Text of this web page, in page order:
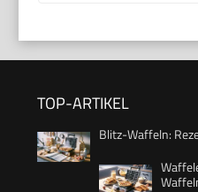
TOP-ARTIKEL
Blitz-Waffeln: